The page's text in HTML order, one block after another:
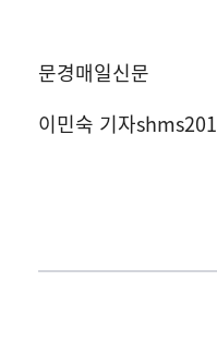
문경매일신문
이민숙 기자